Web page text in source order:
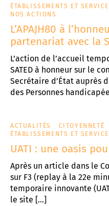
ÉTABLISSEMENTS ET
NOS ACTIONS
L’APAJH80 à
partenariat avec la
L’action de l’accueil
SATED à honneur sur le
Secrétaire d’État auprès
des Personnes
ACTUALITÉS
CITOYENNETÉ
ÉTABLISSEMENTS ET
UATI : une oasis
Après un article dans le
sur F3 (replay à la 22e
temporaire innovante
le site […]